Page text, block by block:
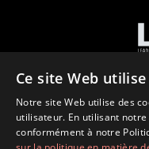
Ce site Web
Notre site Web utilise des
utilisateur. En utilisant
conformément à notre